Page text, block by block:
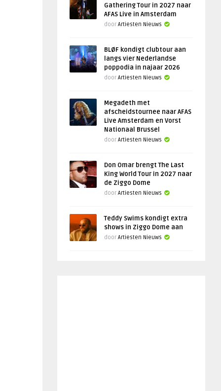
Gathering Tour in 2027 naar
AFAS Live in Amsterdam
door Artiesten Nieuws
BLØF kondigt clubtour aan
langs vier Nederlandse
poppodia in najaar 2026
door Artiesten Nieuws
Megadeth met
afscheidstournee naar AFAS
Live Amsterdam en Vorst
Nationaal Brussel
door Artiesten Nieuws
Don Omar brengt The Last
King World Tour in 2027 naar
de Ziggo Dome
door Artiesten Nieuws
Teddy Swims kondigt extra
shows in Ziggo Dome aan
door Artiesten Nieuws